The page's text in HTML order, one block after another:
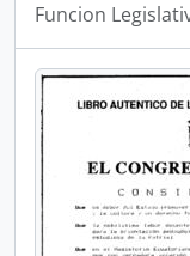
Funcion